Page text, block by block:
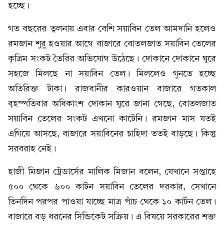
হচ্ছে।
গত বছরের তুলনায় এবার বেশি সয়াবিন তেল আমদানি হলেও
রমজান শুরু হওয়ার আগে বাজারে বোতলজাত সয়াবিন তেলের
কৃত্রিম সংকট তৈরির অভিযোগ উঠেছে। দোকানে দোকানে ঘুরে
সহজে মিলছে না সয়াবিন তেল। মিললেও গুনতে হচ্ছে
অতিরিক্ত টাকা। রাজধানীর কারওয়ান বাজারে গতকাল
বৃহস্পতিবার অধিকাংশ দোকান ঘুরে জানা গেছে, বোতলজাত
সয়াবিন তেলের সংকট এখনো কাটেনি। রমজান মাস যতই
এগিয়ে আসছে, বাজারে সয়াবিনের চাহিদা ততই বাড়ছে। কিন্তু
সরবরাহ নেই।
হাজী মিজান ট্রেডার্সের মালিক মিজান বলেন, যেখানে সপ্তাহে
৫০০ থেকে ৬০০ কার্টন সয়াবিন তেলের দরকার, সেখানে
তিনদিন পরপর পাওয়া যাচ্ছে মাত্র পাঁচ থেকে ১০ কার্টন তেল।
বাজারে বড় ধরনের সিন্ডিকেট সক্রিয়। এ বিষয়ে সরকারের শক্ত